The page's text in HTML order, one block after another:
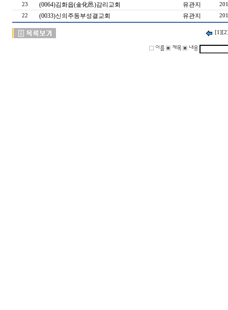
23 (0064)김화읍(金化邑)감리교회 유관지
22
(0033)신의주동부성결교회 유관지
[1]